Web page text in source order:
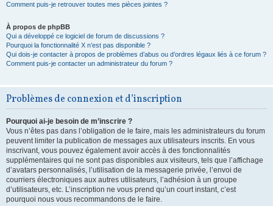
Comment puis-je retrouver toutes mes pièces jointes ?
À propos de phpBB
Qui a développé ce logiciel de forum de discussions ?
Pourquoi la fonctionnalité X n’est pas disponible ?
Qui dois-je contacter à propos de problèmes d’abus ou d’ordres légaux liés à ce forum ?
Comment puis-je contacter un administrateur du forum ?
Problèmes de connexion et d’inscription
Pourquoi ai-je besoin de m’inscrire ?
Vous n’êtes pas dans l’obligation de le faire, mais les administrateurs du forum
peuvent limiter la publication de messages aux utilisateurs inscrits. En vous
inscrivant, vous pouvez également avoir accès à des fonctionnalités
supplémentaires qui ne sont pas disponibles aux visiteurs, tels que l’affichage
d’avatars personnalisés, l’utilisation de la messagerie privée, l’envoi de
courriers électroniques aux autres utilisateurs, l’adhésion à un groupe
d’utilisateurs, etc. L’inscription ne vous prend qu’un court instant, c’est
pourquoi nous vous recommandons de le faire.